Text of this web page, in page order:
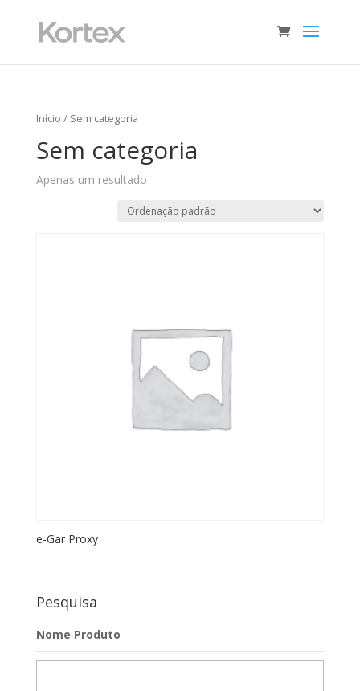
Início / Sem categoria
Sem categoria
Apenas um resultado
e-Gar Proxy
Pesquisa
Nome Produto